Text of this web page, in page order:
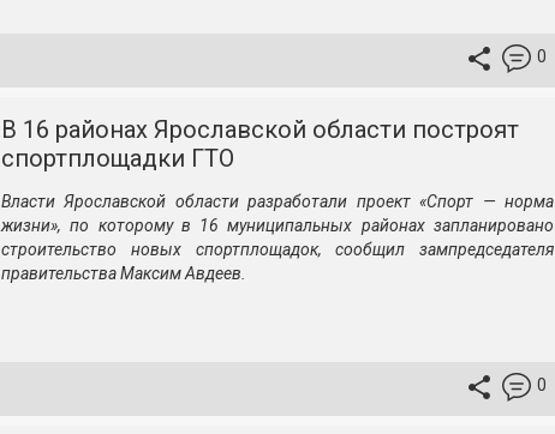
0
В 16 районах Ярославской области построят
спортплощадки ГТО
Власти Ярославской области разработали проект «Спорт — норма
жизни», по которому в 16 муниципальных районах запланировано
строительство новых спортплощадок, сообщил зампредседателя
правительства Максим Авдеев.
0